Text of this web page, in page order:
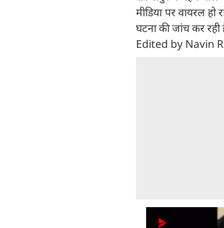
मीडिया पर वायरल
घटना की जांच कर रही
Edited by Navin